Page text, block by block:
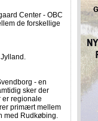
Center - OBC
de forskellige
- en
sker der
er regionale
primært mellem
med Rudkøbing.